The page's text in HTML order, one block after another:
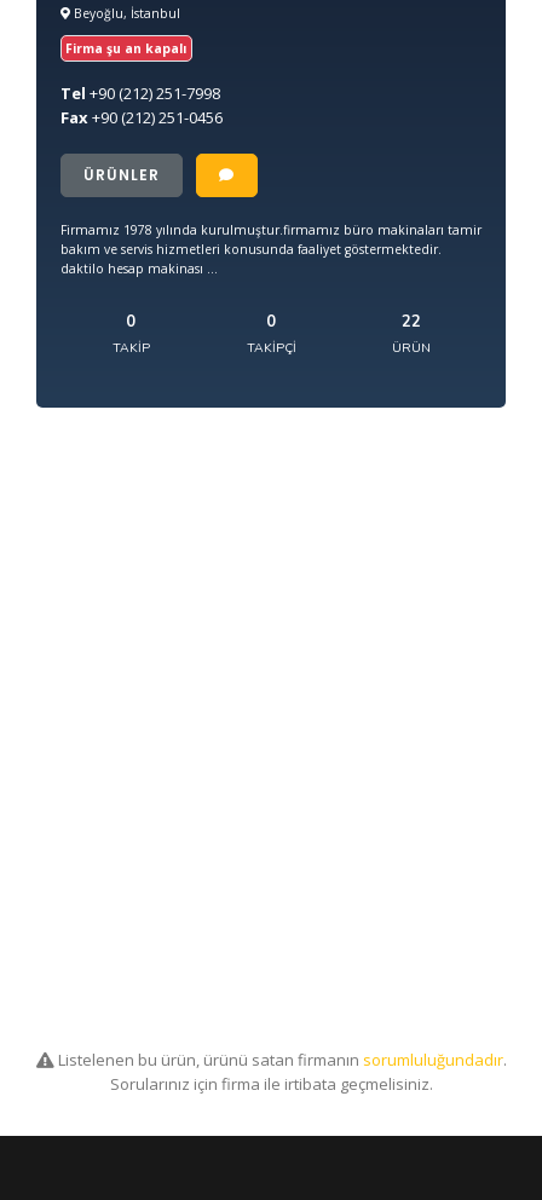
Beyoğlu, İstanbul
Firma şu an kapalı
Tel +90(212) 251-7998
Fax+90(212) 251-0456
ÜRÜNLER
Firmamız 1978 yılında kurulmuştur.firmamız büro makinaları tamir
bakım ve servis hizmetleri konusunda faaliyet göstermektedir.
daktilo hesap makinası ...
0
TAKIP
0
TAKIPÇI
22
ÜRÜN
Listelenen bu ürün, ürünü satan firmanın sorumluluğundadır.
Sorularınız için firma ile irtibata geçmelisiniz.